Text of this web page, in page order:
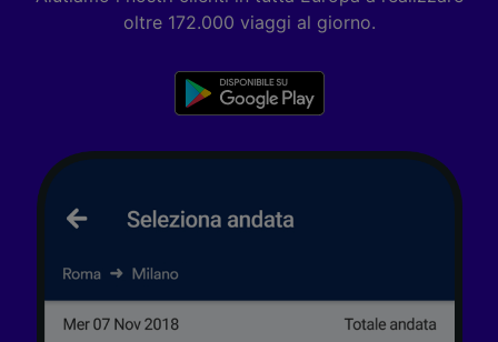
oltre 172.000 viaggi al giorno.